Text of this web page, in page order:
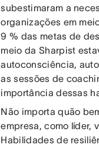
subestimaram a
organizações em
9 % das metas de
meio da Sharpist
autoconsciência,
as sessões de
importância dessas
Não importa quão
empresa, como líder,
Habilidades de